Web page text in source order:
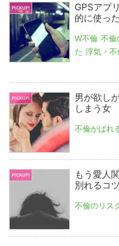
GPSアプ
的に使っ
W不倫 不倫
た 浮気・不
男が欲し
しまう女
不倫がばれ
もう愛人
別れるコツ
不倫のリス